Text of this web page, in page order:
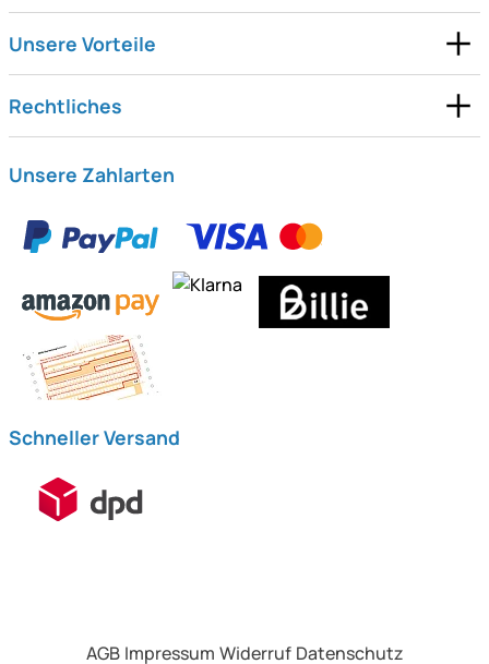
Unsere Vorteile
Rechtliches
Unsere Zahlarten
Schneller Versand
AGB Impressum Widerruf Datenschutz